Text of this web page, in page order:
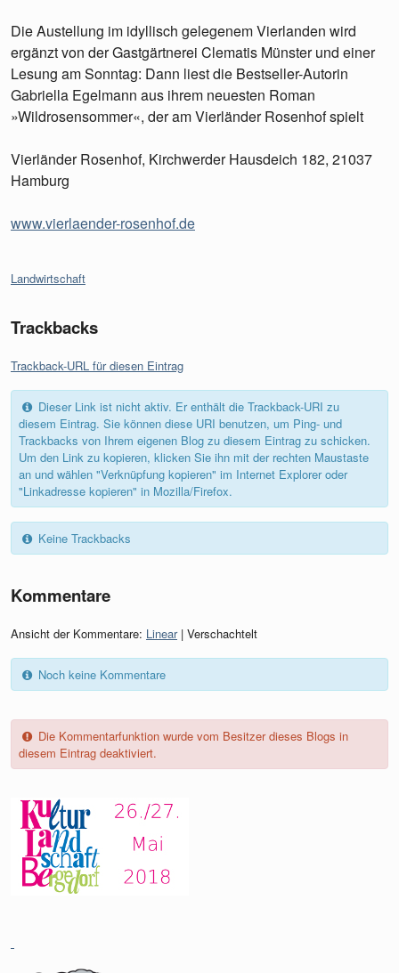
Die Austellung im idyllisch gelegenem Vierlanden wird
ergänzt von der Gastgärtnerei Clematis Münster und einer
Lesung am Sonntag: Dann liest die Bestseller-Autorin
Gabriella Egelmann aus ihrem neuesten Roman
»Wildrosensommer«, der am Vierländer Rosenhof spielt
Vierländer Rosenhof, Kirchwerder Hausdeich 182, 21037
Hamburg
www.vierlaender-rosenhof.de
Kategorien:
Landwirtschaft
Trackbacks
Trackback-URL für diesen Eintrag
Dieser Link ist nicht aktiv. Er enthält die Trackback-URI zu
diesem Eintrag. Sie können diese URI benutzen, um Ping- und
Trackbacks von Ihrem eigenen Blog zu diesem Eintrag zu schicken.
Um den Link zu kopieren, klicken Sie ihn mit der rechten Maustaste
an und wählen "Verknüpfung kopieren" im Internet Explorer oder
"Linkadresse kopieren" in Mozilla/Firefox.
Keine Trackbacks
Kommentare
Ansicht der Kommentare: Linear| Verschachtelt
Noch keine Kommentare
Die Kommentarfunktion wurde vom Besitzer dieses Blogs in
diesem Eintrag deaktiviert.